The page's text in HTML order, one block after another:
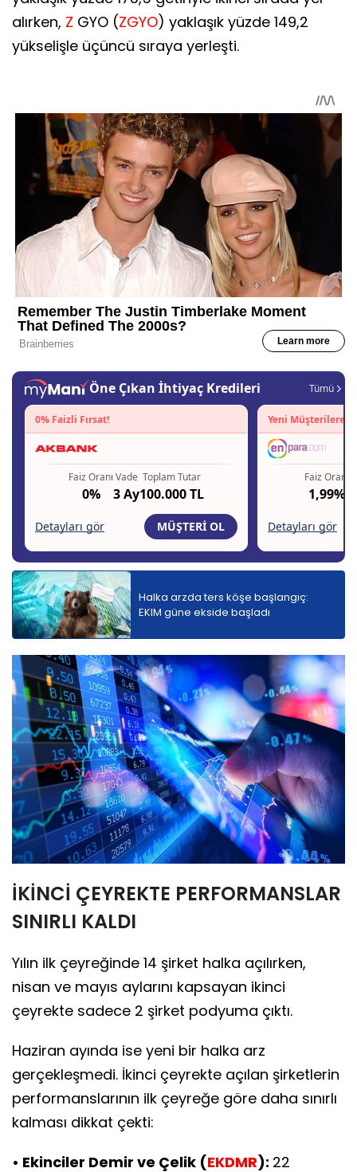
alırken, Z GYO (ZGYO) yaklaşık yüzde 149,2
yükselişle üçüncü sıraya yerleşti.
Halka arzda ters köşe başlangıç:
EKIM güne ekside başladı
İKİNCİ ÇEYREKTE PERFORMANSLAR
SINIRLI KALDI
Yılın ilk çeyreğinde 14 şirket halka açılırken,
nisan ve mayıs aylarını kapsayan ikinci
çeyrekte sadece 2 şirket podyuma çıktı.
Haziran ayında ise yeni bir halka arz
gerçekleşmedi. İkinci çeyrekte açılan şirketlerin
performanslarının ilk çeyreğe göre daha sınırlı
kalması dikkat çekti:
• Ekinciler Demir ve Çelik (EKDMR): 22